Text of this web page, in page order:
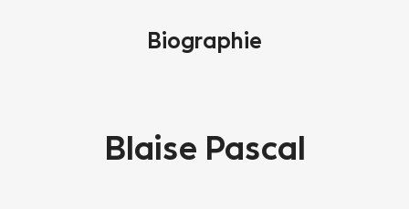
Biographie
Blaise Pascal